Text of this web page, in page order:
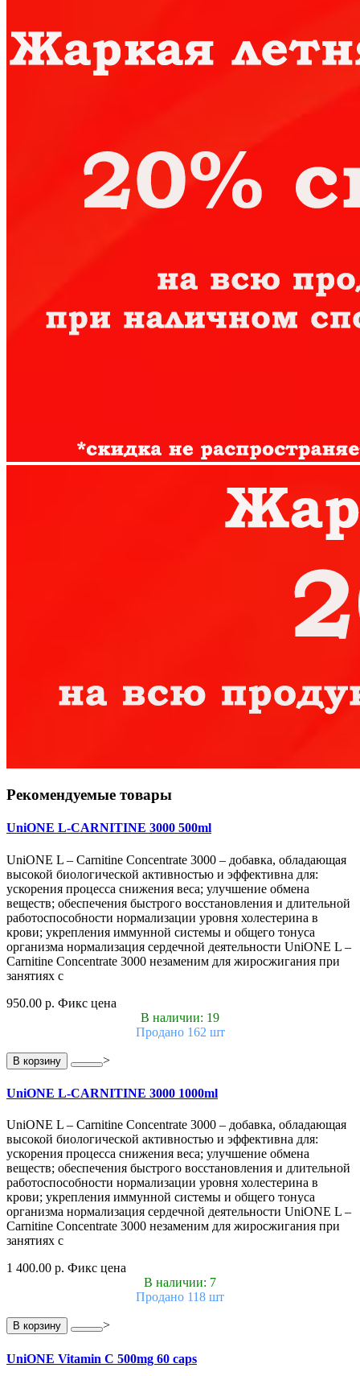
Рекомендуемые товары
UniONE L-CARNITINE 3000 500ml
UniONE L – Carnitine Concentrate 3000 – добавка, обладающая
высокой биологической активностью и эффективна для:
ускорения процесса снижения веса; улучшение обмена
веществ; обеспечения быстрого восстановления и длительной
работоспособности нормализации уровня холестерина в
крови; укрепления иммунной системы и общего тонуса
организма нормализация сердечной деятельности UniONE L –
Carnitine Concentrate 3000 незаменим для жиросжигания при
занятиях с
950.00 р. Фикс цена
В наличии: 19
Продано 162 шт
В корзину >
UniONE L-CARNITINE 3000 1000ml
UniONE L – Carnitine Concentrate 3000 – добавка, обладающая
высокой биологической активностью и эффективна для:
ускорения процесса снижения веса; улучшение обмена
веществ; обеспечения быстрого восстановления и длительной
работоспособности нормализации уровня холестерина в
крови; укрепления иммунной системы и общего тонуса
организма нормализация сердечной деятельности UniONE L –
Carnitine Concentrate 3000 незаменим для жиросжигания при
занятиях с
1 400.00 р. Фикс цена
В наличии: 7
Продано 118 шт
В корзину >
UniONE Vitamin С 500mg 60 caps